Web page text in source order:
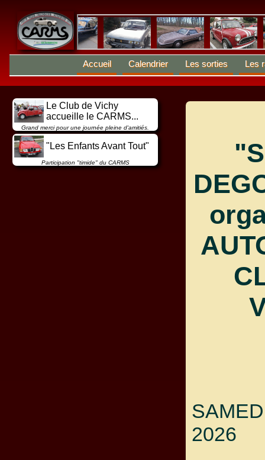
Accueil Calendrier Les sorties Les
2026
Le Club de Vichy
accueille le CARMS...
Grand merci pour une journée pleine d'amitiés.
"Les Enfants Avant Tout"
Participation "timide" du CARMS